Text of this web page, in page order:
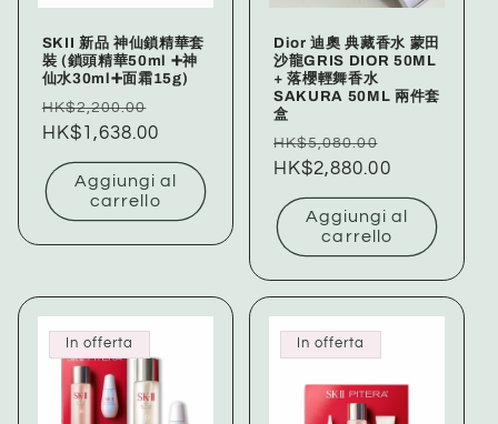
n
SKII 新品 神仙鎖精華套
裝 (鎖頭精華50ml ➕神
仙水30ml➕面霜15g)
Prezzo
di
listino
HK$2,200.00
scontato
HK$1,638.00
Aggiungi al
carrello
Dior 迪奧 典藏香水 蒙田
沙龍GRIS DIOR 50ML
+ 落櫻輕舞香水
SAKURA 50ML 兩件套
盒
Prezzo
di
listino
HK$5,080.00
scontato
HK$2,880.00
Aggiungi al
carrello
In offerta In offerta